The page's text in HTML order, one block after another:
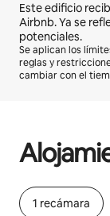
Este edificio
Airbnb. Ya se
potenciales.
Se aplican los
reglas y
cambiar con el
1 recámara